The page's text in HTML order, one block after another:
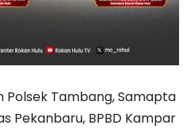
Polsek Tambang, Samapta
Pekanbaru, BPBD Kampar